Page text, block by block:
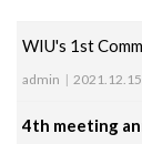
WIU's 1st
admin | 2021.12.15
4th meeting